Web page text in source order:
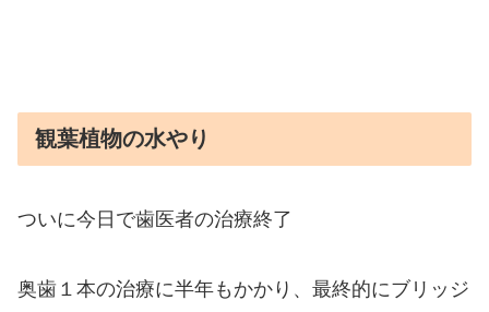
観葉植物の水やり
ついに今日で歯医者の治療終了
奥歯１本の治療に半年もかかり、最終的にブリッジ